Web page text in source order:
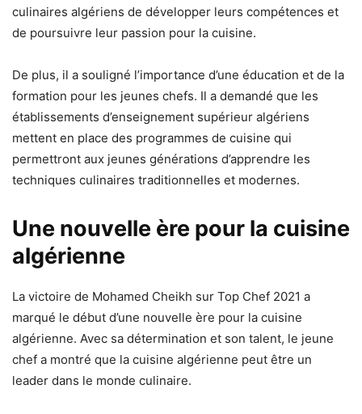
culinaires algériens de développer leurs compétences et
de poursuivre leur passion pour la cuisine.
De plus, il a souligné l’importance d’une éducation et de la
formation pour les jeunes chefs. Il a demandé que les
établissements d’enseignement supérieur algériens
mettent en place des programmes de cuisine qui
permettront aux jeunes générations d’apprendre les
techniques culinaires traditionnelles et modernes.
Une nouvelle ère pour la cuisine
algérienne
La victoire de Mohamed Cheikh sur Top Chef 2021 a
marqué le début d’une nouvelle ère pour la cuisine
algérienne. Avec sa détermination et son talent, le jeune
chef a montré que la cuisine algérienne peut être un
leader dans le monde culinaire.